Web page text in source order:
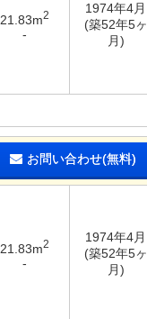
21.83m2
-
1974年4月
(築52年5ヶ
月)
お問い合わせ(無料)
21.83m2
-
1974年4月
(築52年5ヶ
月)